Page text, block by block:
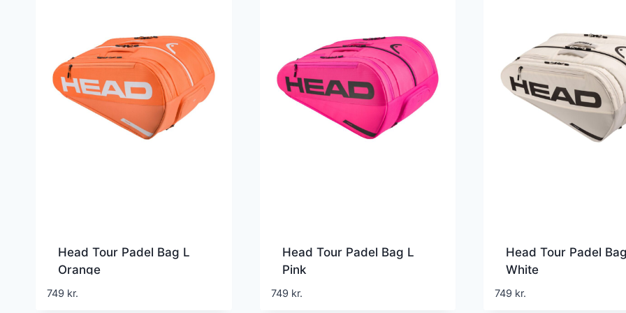
Head Tour Padel Bag L
Orange
749 kr.
Head Tour Padel Bag L
Pink
749 kr.
Head Tour Padel
White
749 kr.